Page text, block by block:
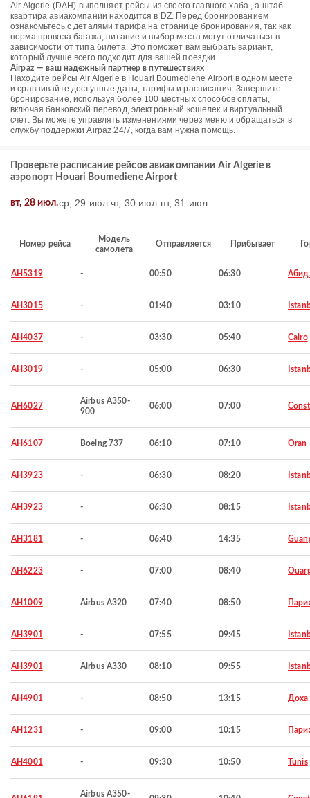
Air Algerie (DAH) выполняет рейсы из своего главного хаба , а штаб-
квартира авиакомпании находится в DZ. Перед бронированием
ознакомьтесь с деталями тарифа на странице бронирования, так как
норма провоза багажа, питание и выбор места могут отличаться в
зависимости от типа билета. Это поможет вам выбрать вариант,
который лучше всего подходит для вашей поездки.
Airpaz — ваш надежный партнер в путешествиях
Находите рейсы Air Algerie в Houari Boumediene Airport в одном месте
и сравнивайте доступные даты, тарифы и расписания. Завершите
бронирование, используя более 100 местных способов оплаты,
включая банковский перевод, электронный кошелек и виртуальный
счет. Вы можете управлять изменениями через меню и обращаться в
службу поддержки Airpaz 24/7, когда вам нужна помощь.
Проверьте расписание рейсов авиакомпании Air Algerie в
аэропорт Houari Boumediene Airport
вт, 28 июл.ср, 29 июл.чт, 30 июл. пт, 31 июл.
Номер рейса
Модель
самолета
Отправляется Прибывает
AH5319 - 00:50 06:30
AH3015 - 01:40 03:10
AH4037 - 03:30 05:40 Cairo
AH3019 - 05:00 06:30
AH6027
Airbus A350-
900
06:00 07:00
AH6107 Boeing 737 06:10 07:10 Oran
AH3923 - 06:30 08:20
AH3923 - 06:30 08:15
AH3181 - 06:40 14:35
AH6223 - 07:00 08:40
AH1009 Airbus A320 07:40 08:50
AH3901 - 07:55 09:45
AH3901 Airbus A330 08:10 09:55
AH4901 - 08:50 13:15 Доха
AH1231 - 09:00 10:15
AH4001 - 09:30 10:50 Tunis
Airbus A350-